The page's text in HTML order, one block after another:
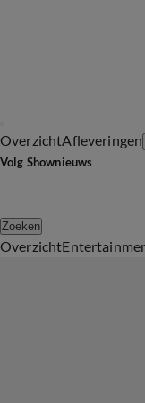
OverzichtAfleveringen
Volg Shownieuws
Zoeken
Overzicht